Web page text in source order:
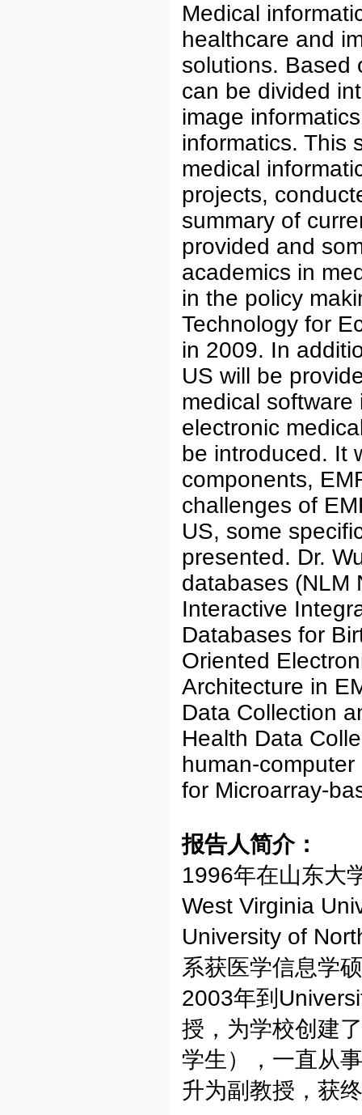
Medical
healthcare and
solutions. Based
can be divided
image
informatics. This
medical
projects,
summary of
provided and
academics in
in the policy
Technology for
in 2009. In
US will be
medical software
electronic
be introduced. It
components,
challenges of
US, some
presented. Dr.
databases (NLM
Interactive
Databases for
Oriented
Architecture in
Data Collection
Health Data
human-
for Microarray-
报告人简介：
1996年在山东大
West Virginia
University of
系获医学信息学
2003年到
授，为学校创建
学生），一直从
升为副教授，获